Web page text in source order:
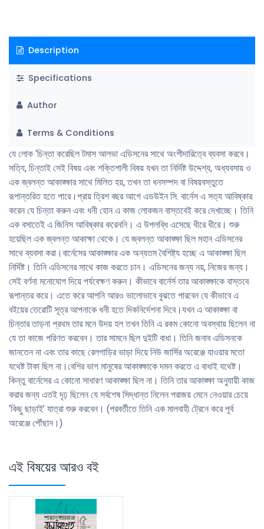
আকাঙ্ক্ষা অনুযায়ী কাজ করার জন্য এতই দৃঢ় ছিলেন যে সর্বশেষ সিদ্ধান্ত নিলেন পরাজয়
মেনে নেওয়ার চেয়ে ‘কিছু ছাড়াই’ যাত্রা শুরু করবেন। (পরবর্তীতে তিনি এক মালবাহী ট্রেনে
করে পূর্ব অরেঞ্জে পৌঁছান।)
Description
Specifications
Author
Terms & Conditions
যে লােক ‘চিন্তা করেছিল টমাস আলভা এডিসনের সাথে অংশীদারিত্বে ব্যবসা করবে।
সত্যি, চিন্তাই সেই বিষয় এবং শক্তিশালী বিষয় যখন তা নির্দিষ্ট উদ্দেশ্য, অধ্যবসায় ও
এক জ্বলন্ত আকাঙ্ক্ষার সাথে মিলিত হয়, তখন তা ধনসম্পদ বা বিষয়বস্তুতে
রূপান্তরিত হতে পারে।প্রায় ত্রিশ বছর আগে এডউইন সি. বার্নেস এ সত্য আবিষ্কার
করেন যে চিন্তা করুন এবং ধনী হােন এ কাজ লােকজন বাস্তবেই করে দেখাচ্ছে। তিনি
এক বসাতেই এ জিনিস আবিষ্কার করেননি। এ উপলব্ধি এসেছে ধীরে ধীরে। শুরু
হয়েছিল এক জ্বলন্ত আকাক্ষা থেকে। যে জ্বলন্ত আকাঙ্ক্ষা ছিল মহান এডিসনের
সাথে ব্যবসা করা।বার্নেসের আকাঙ্ক্ষার এক অন্যতম বৈশিষ্ট্য হচ্ছে এ আকাঙ্ক্ষা ছিল
নির্দিষ্ট। তিনি এডিসনের সাথে কাজ করতে চান। এডিসনের জন্য নয়, নিজের জন্য।
সেই বর্ণনা মনােযােগ দিয়ে পর্যবেক্ষণ করুন। কীভাবে বার্নের্স তার আকাঙ্ক্ষাকে বাস্তবে
রূপান্তর করে। এতে করে আপনি আরও ভালােভাবে বুঝতে পারবেন যে কীভাবে এ
বইয়ের তেরােটি সূত্র আপনাকে ধনী হতে দিকনির্দেশনা দিবে।যখন এ আকাঙ্ক্ষা বা
চিন্তার তাড়না প্রথম তার মনে উদয় হল তখন তিনি এ রকম কোনাে অবস্থায় ছিলেন না
যে তা কাজে পরিণত করবেন। তার সামনে ছিল দুইটি বাধা। তিনি জনাব এডিসনকে
জানতেন না এবং তার কাছে রেলগাড়ির ভাড়া দিয়ে নিউ জার্সির অরেঞ্জে যাওয়ার মতাে
যথেষ্ট টাকা ছিল না।বেশির ভাগ মানুষের আকাঙ্ক্ষাকে দমন করতে এ বাধাই যথেষ্ট।
কিন্তু বার্নেসের এ কোনাে সাধারণ আকাঙ্ক্ষা ছিল না। তিনি তার আকাঙ্ক্ষা অনুযায়ী কাজ
করার জন্য এতই দৃঢ় ছিলেন যে সর্বশেষ সিদ্ধান্ত নিলেন পরাজয় মেনে নেওয়ার চেয়ে
‘কিছু ছাড়াই’ যাত্রা শুরু করবেন। (পরবর্তীতে তিনি এক মালবাহী ট্রেনে করে পূর্ব
অরেঞ্জে পৌঁছান।)
এই বিষয়ের আরও বই